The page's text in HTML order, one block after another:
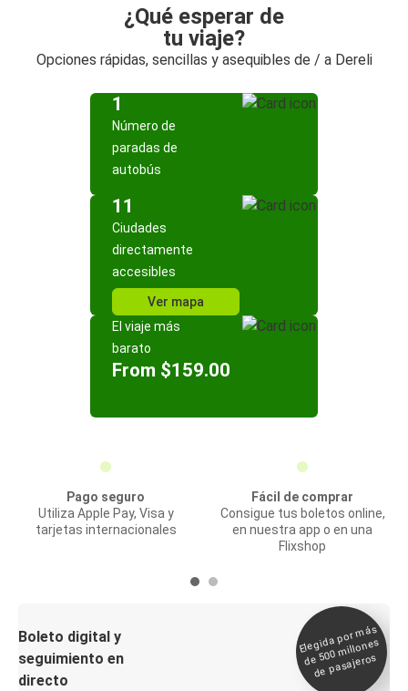
¿Qué esperar de
tu viaje?
Opciones rápidas, sencillas y asequibles de / a Dereli
1
Número de
paradas de
autobús
11
Ciudades
directamente
accesibles
Ver mapa
El viaje más
barato
From $159.00
Pago seguro
Utiliza Apple Pay, Visa y
tarjetas internacionales
Fácil de comprar
Consigue tus boletos online,
en nuestra app o en una
Flixshop
Boleto digital y
seguimiento en
directo
Elegida por
más
de 500
millones
de pasajeros